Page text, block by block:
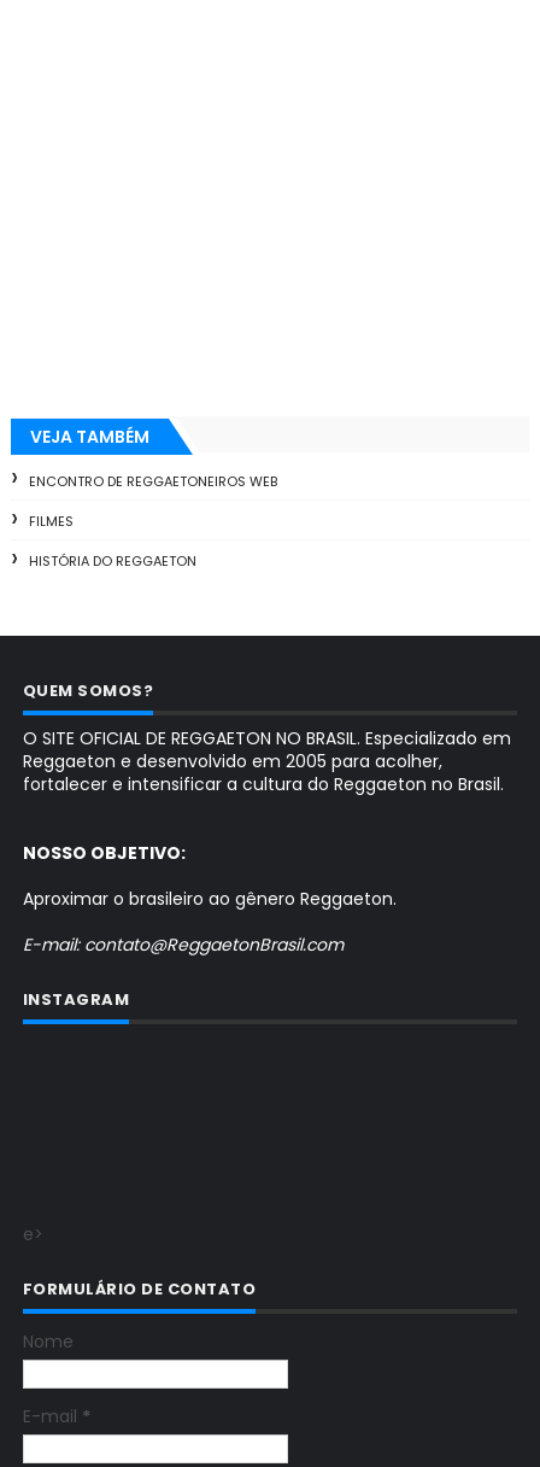
VEJA TAMBÉM
ENCONTRO DE REGGAETONEIROS WEB
FILMES
HISTÓRIA DO REGGAETON
QUEM SOMOS?
O SITE OFICIAL DE REGGAETON NO BRASIL. Especializado em
Reggaeton e desenvolvido em 2005 para acolher,
fortalecer e intensificar a cultura do Reggaeton no Brasil.
NOSSO OBJETIVO:
Aproximar o brasileiro ao gênero Reggaeton.
E-mail: contato@ReggaetonBrasil.com
INSTAGRAM
e>
FORMULÁRIO DE CONTATO
Nome
E-mail *